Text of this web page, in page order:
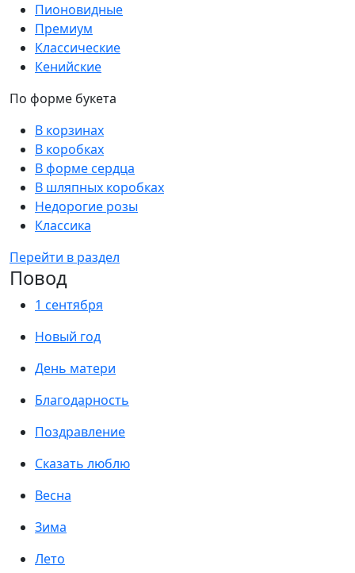
Пионовидные
Премиум
Классические
Кенийские
По форме букета
В корзинах
В коробках
В форме сердца
В шляпных коробках
Недорогие розы
Классика
Перейти в раздел
Повод
1 сентября
Новый год
День матери
Благодарность
Поздравление
Сказать люблю
Весна
Зима
Лето